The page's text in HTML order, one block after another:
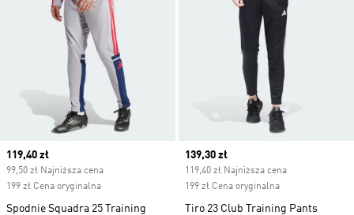
Current price
119,40 zł
99,50 zł Najniższa cena
199 zł Cena oryginalna
Spodnie Squadra 25 Training
Current price
139,30 zł
119,40 zł Najniższa cena
199 zł Cena oryginalna
Tiro 23 Club Training Pants